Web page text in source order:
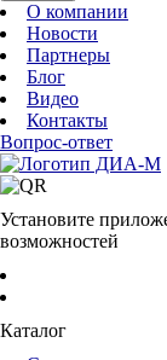
О компании
Новости
Партнеры
Блог
Видео
Контакты
Вопрос-ответ
Установите
возможностей
Каталог